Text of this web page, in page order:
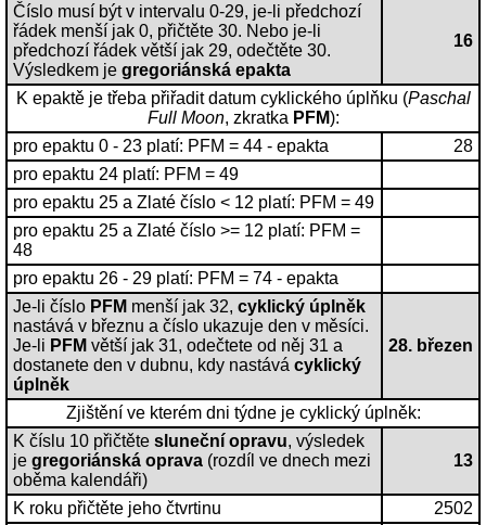
Číslo musí být v intervalu 0-29, je-li předchozí
řádek menší jak 0, přičtěte 30. Nebo je-li
předchozí řádek větší jak 29, odečtěte 30.
Výsledkem je gregoriánská epakta
16
K epaktě je třeba přiřadit datum cyklického úplňku (Paschal
Full Moon, zkratka PFM):
pro epaktu 0 - 23 platí: PFM = 44 - epakta
28
pro epaktu 24 platí: PFM = 49
pro epaktu 25 a Zlaté číslo < 12 platí: PFM = 49
pro epaktu 25 a Zlaté číslo >= 12 platí: PFM =
48
pro epaktu 26 - 29 platí: PFM = 74 - epakta
Je-li číslo PFM menší jak 32, cyklický úplněk
nastává v březnu a číslo ukazuje den v měsíci.
Je-li PFM větší jak 31, odečtete od něj 31 a
dostanete den v dubnu, kdy nastává cyklický
úplněk
28. březen
Zjištění ve kterém dni týdne je cyklický úplněk:
K číslu 10 přičtěte sluneční opravu, výsledek
je gregoriánská oprava (rozdíl ve dnech mezi
oběma kalendáři)
13
K roku přičtěte jeho čtvrtinu
2502